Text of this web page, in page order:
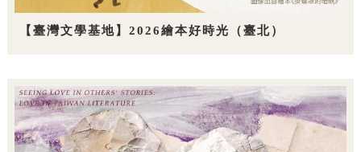
【臺灣文學基地】2026繪本好時光（臺北）